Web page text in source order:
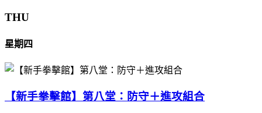
THU
星期四
【新手拳擊館】第八堂：防守＋進攻組合